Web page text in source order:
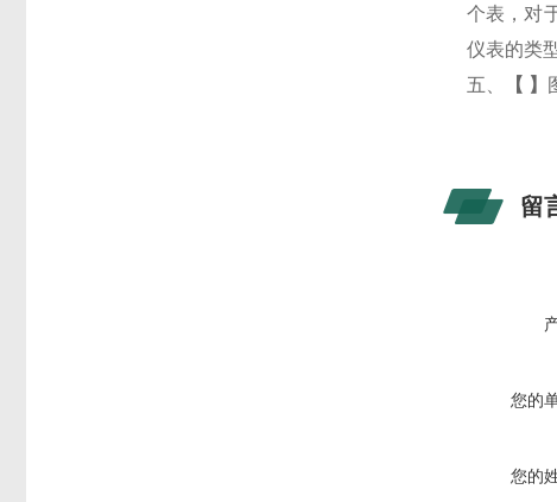
个表，对
仪表的类
五、
【 】
留
您的
您的